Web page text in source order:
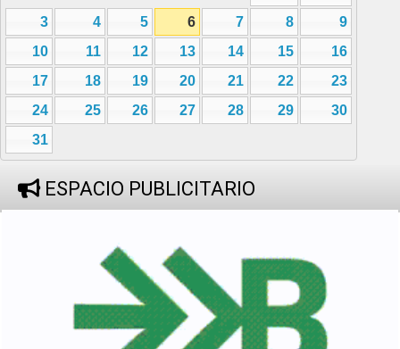
3
4 5 6 7 8
9
10
11 12 13 14 15
16
17
18 19 20 21 22
23
24
25 26 27 28 29
30
31
ESPACIO PUBLICITARIO